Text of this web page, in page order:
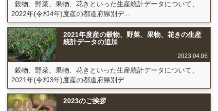
穀物、野菜、果物、花きといった生産統計データについて、
2022年(令和4年)度産の都道府県別デ...
2021年度産の穀物、野菜、果物、花きの生産
統計データの追加
2023.04.06
穀物、野菜、果物、花きといった生産統計データについて、
2021年(令和3年)度産の都道府県別デ...
2023のご挨拶